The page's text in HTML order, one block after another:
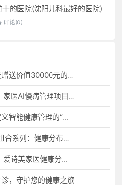
的医院(沈阳儿科最好的医院)
评论(0)
的数智化门店系统一套（含硬件）
招募区域合伙人，低投入，高回报，长收益
康管理的“医疗级守护者”
病管理系统，可落地在健康小屋，社区服务中心等等
体机，社区服务中心，药店，健康小屋都需要
，守护您的健康之旅